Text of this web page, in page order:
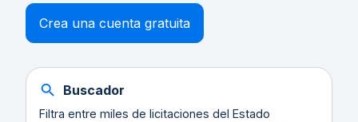
Crea una cuenta gratuita
Buscador
Filtra entre miles de licitaciones del Estado